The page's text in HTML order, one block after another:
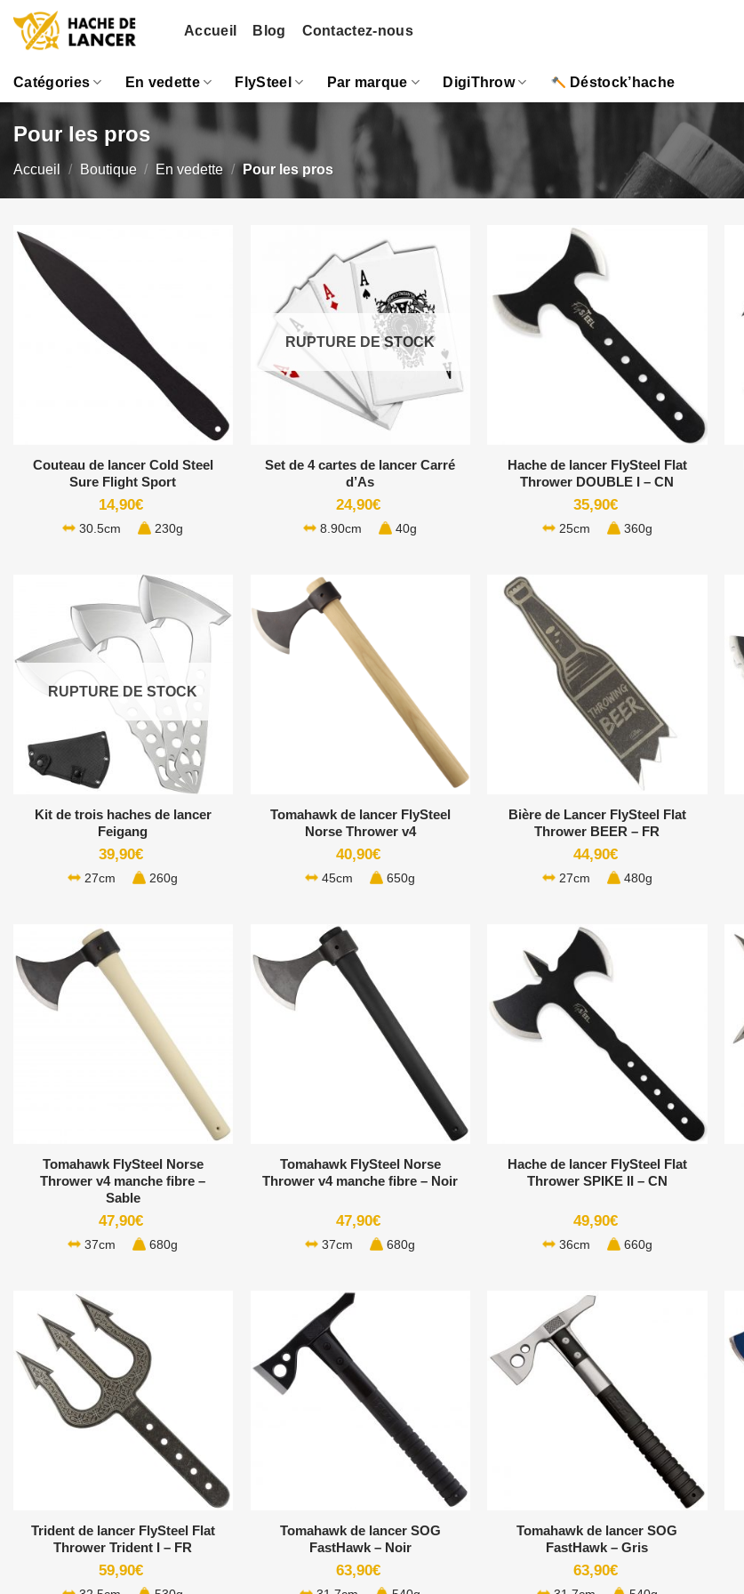
Passer
contenu
Accueil Blog Contactez-nous
Catégories En vedette FlySteel Par marque DigiThrow Déstock’hache
Pour les pros
Accueil / Boutique / En vedette / Pour les pros
Couteau de lancer Cold Steel
Sure Flight Sport
14,90€
30.5cm 230g
RUPTURE DE STOCK
Set de 4 cartes de lancer Carré
d’As
24,90€
8.90cm 40g
Hache de lancer FlySteel Flat
Thrower DOUBLE I – CN
35,90€
25cm 360g
+
RUPTURE DE STOCK
Kit de trois haches de lancer
Feigang
39,90€
27cm 260g
Tomahawk de lancer FlySteel
Norse Thrower v4
40,90€
45cm 650g
Bière de Lancer FlySteel Flat
Thrower BEER – FR
44,90€
27cm 480g
Tomahawk FlySteel Norse
Thrower v4 manche fibre –
Sable
47,90€
37cm 680g
Tomahawk FlySteel Norse
Thrower v4 manche fibre – Noir
47,90€
37cm 680g
Hache de lancer FlySteel Flat
Thrower SPIKE II – CN
49,90€
36cm 660g
Trident de lancer FlySteel Flat
Thrower Trident I – FR
59,90€
Tomahawk de lancer SOG
FastHawk – Noir
63,90€
Tomahawk de lancer SOG
FastHawk – Gris
63,90€